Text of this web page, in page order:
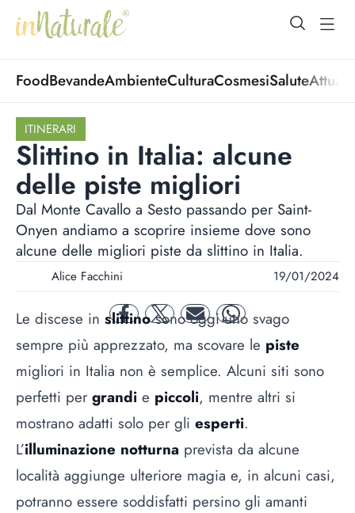
open
FoodBevandeAmbienteCulturaCosmesiSalute
ITINERARI
Slittino in Italia: alcune
delle piste migliori
Dal Monte Cavallo a Sesto passando per Saint-
Onyen andiamo a scoprire insieme dove sono
alcune delle migliori piste da slittino in Italia.
Alice Facchini 19/01/2024
facebooktwitter mail whatsapp
Le discese in slittinosono oggi uno svago
sempre più apprezzato, ma scovare le piste
migliori in Italia non è semplice. Alcuni siti sono
perfetti per grandi e piccoli, mentre altri si
mostrano adatti solo per gli esperti.
L’illuminazione notturna prevista da alcune
località aggiunge ulteriore magia e, in alcuni casi,
potranno essere soddisfatti persino gli amanti